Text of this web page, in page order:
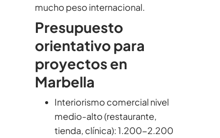
mucho peso internacional.
Presupuesto
orientativo para
proyectos en
Marbella
Interiorismo comercial nivel
medio-alto (restaurante,
tienda, clínica): 1.200-2.200